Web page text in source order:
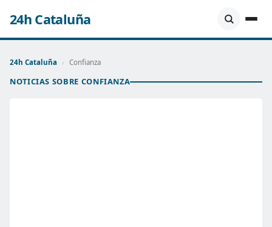
24h Cataluña
24h Cataluña › Confianza
NOTICIAS SOBRE CONFIANZA